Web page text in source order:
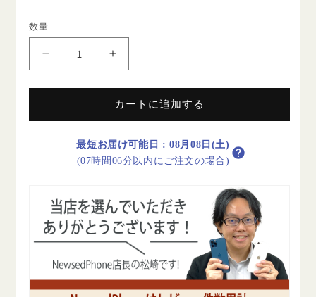
数量
Air5
Wi-
64GB
イ
ト
A2589
B
ラ
iPad
Air5
Wi-
Fi+Cellular
64GB
タ
ー
イ
ト
A2589
2022/3/1
B
ラ
カートに追加する
最短お届け可能日 :08月08日(土)
(07時間06分以内にご注文の場合)